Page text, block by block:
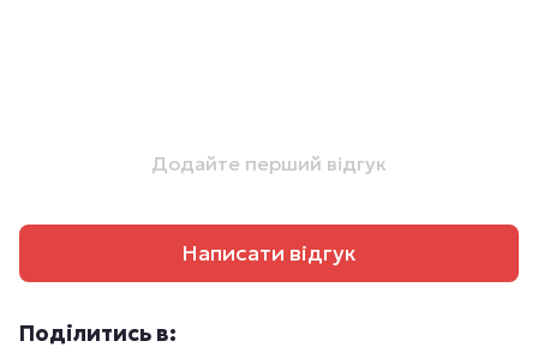
Додайте перший відгук
Написати відгук
Поділитись в: